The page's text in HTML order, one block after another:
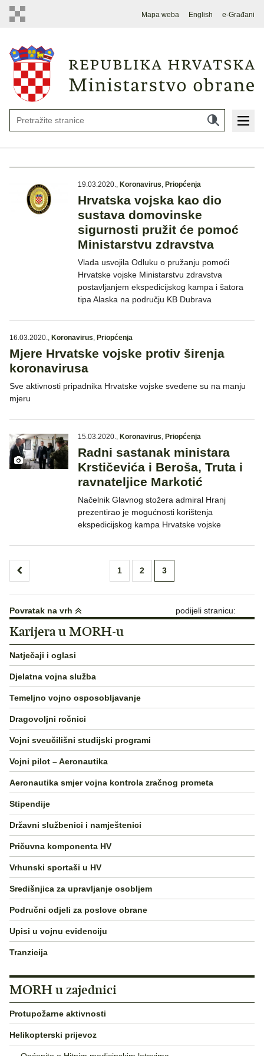
Mapa weba English e-Građani
19.03.2020., Koronavirus, Priopćenja
Hrvatska vojska kao dio
sustava domovinske
sigurnosti pružit će pomoć
Ministarstvu zdravstva
Vlada usvojila Odluku o pružanju pomoći
Hrvatske vojske Ministarstvu zdravstva
postavljanjem ekspedicijskog kampa i šatora
tipa Alaska na području KB Dubrava
16.03.2020., Koronavirus, Priopćenja
Mjere Hrvatske vojske protiv širenja
koronavirusa
Sve aktivnosti pripadnika Hrvatske vojske svedene su na manju
mjeru
15.03.2020., Koronavirus, Priopćenja
Radni sastanak ministara
Krstičevića i Beroša, Truta i
ravnateljice Markotić
Načelnik Glavnog stožera admiral Hranj
prezentirao je mogućnosti korištenja
ekspedicijskog kampa Hrvatske vojske
Brojevi
objava
1 2 3
Povratak na vrh podijeli stranicu:
Karijera u MORH-u
Natječaji i oglasi
Djelatna vojna služba
Temeljno vojno osposobljavanje
Dragovoljni ročnici
Vojni sveučilišni studijski programi
Vojni pilot – Aeronautika
Aeronautika smjer vojna kontrola zračnog prometa
Stipendije
Državni službenici i namještenici
Pričuvna komponenta HV
Vrhunski sportaši u HV
Središnjica za upravljanje osobljem
Područni odjeli za poslove obrane
Upisi u vojnu evidenciju
Tranzicija
MORH u zajednici
Protupožarne aktivnosti
Helikopterski prijevoz